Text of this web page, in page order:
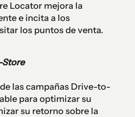
Locator mejora la
e incita a los
los puntos de venta.
las campañas Drive-to-
para optimizar su
su retorno sobre la